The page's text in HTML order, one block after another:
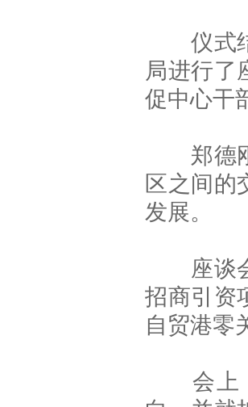
仪式结
局进行了
促中心干
郑德刚
区之间的
发展。
座谈会
招商引资
自贸港零
会上，